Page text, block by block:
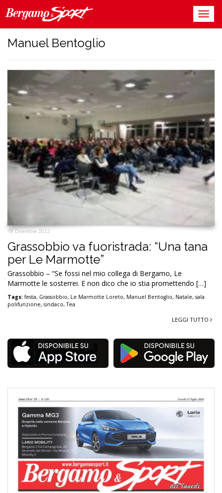
Manuel Bentoglio
18 Dicembre 2022
Grassobbio va fuoristrada: “Una tana
per Le Marmotte”
Grassobbio – “Se fossi nel mio collega di Bergamo, Le
Marmotte le sosterrei. E non dico che io stia promettendo […]
Tags: festa, Grassobbio, Le Marmotte Loreto, Manuel Bentoglio, Natale, sala
polifunzione, sindaco,Tea
LEGGI TUTTO